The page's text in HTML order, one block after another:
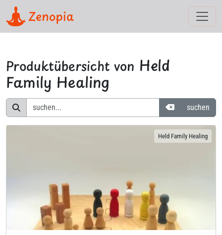
Zenopia
Produktübersicht von Held
Family Healing
Suchbegriffe
suchen
Held Family Healing